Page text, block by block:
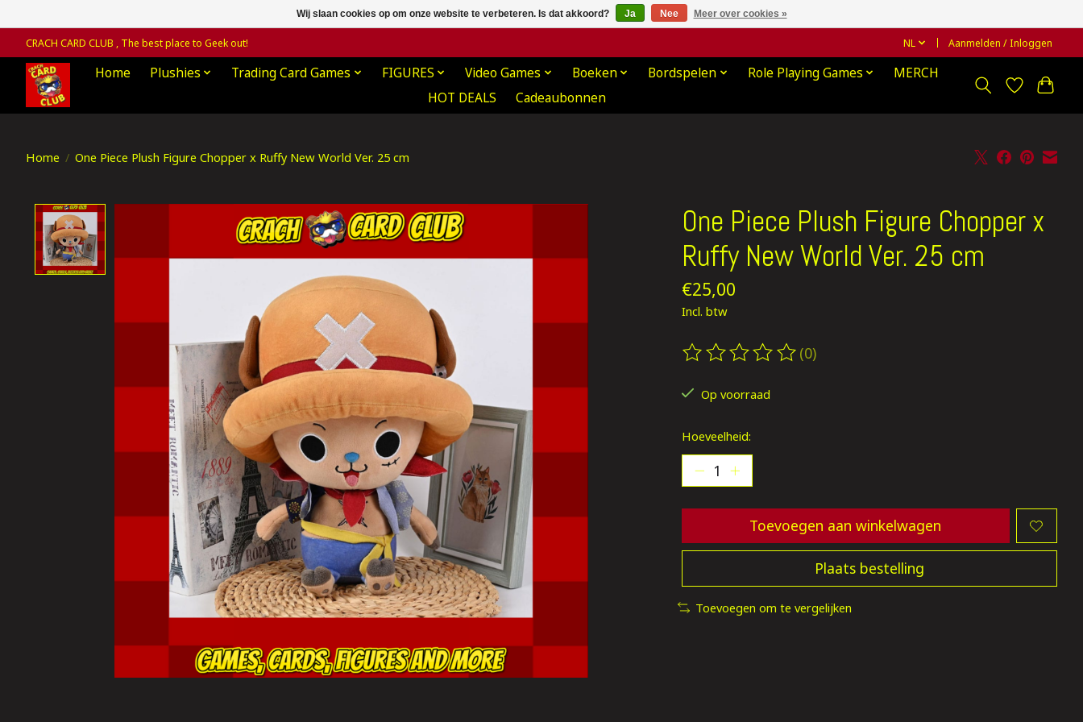
CRACH CARD CLUB , The best place to Geek out! NL Aanmelden / Inloggen
Home Plushies Trading Card Games FIGURES Video Games Boeken Bordspelen Role Playing Games
MERCH
HOT DEALS
Cadeaubonnen
Home / One Piece Plush Figure Chopper x Ruffy New World Ver. 25 cm
Product image slideshow Items
One Piece Plush Figure Chopper x
Ruffy New World Ver. 25 cm
€25,00
Incl. btw
De beoordeling van dit product is
(0)
Op voorraad
Hoeveelheid:
Toevoegen aan winkelwagen
Plaats bestelling
Toevoegen om te vergelijken
Wij slaan cookies op om onze website te verbeteren. Is dat akkoord? Ja Nee Meer over cookies »